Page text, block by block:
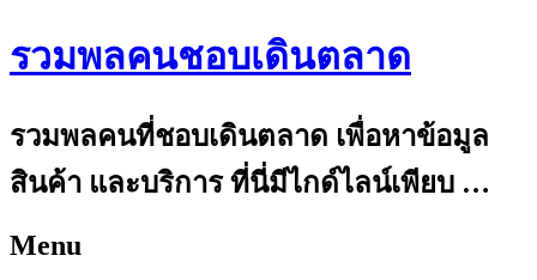
รวมพลคนชอบเดินตลาด
รวมพลคนที่ชอบเดินตลาด เพื่อหาข้อมูล
สินค้า และบริการ ที่นี่มีไกด์ไลน์เพียบ …
Menu